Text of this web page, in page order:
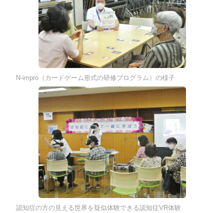
N-impro（カードゲーム形式の研修プログラム）の様子
認知症の方の見える世界を疑似体験できる認知症VR体験